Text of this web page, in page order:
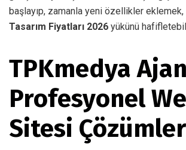
başlayıp, zamanla yeni özellikler
Tasarım Fiyatları 2026 yükünü
TPKmedya
Profesyonel
Sitesi